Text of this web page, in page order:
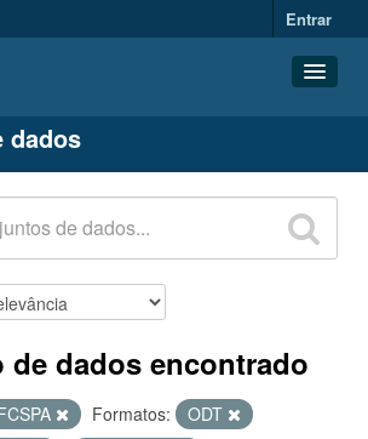
Entrar
dados
de dados encontrado
Formatos:
ODT